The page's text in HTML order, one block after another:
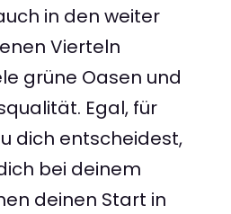
in den weiter
Vierteln
grüne Oasen und
Egal, für
dich entscheidest,
bei deinem
deinen Start in